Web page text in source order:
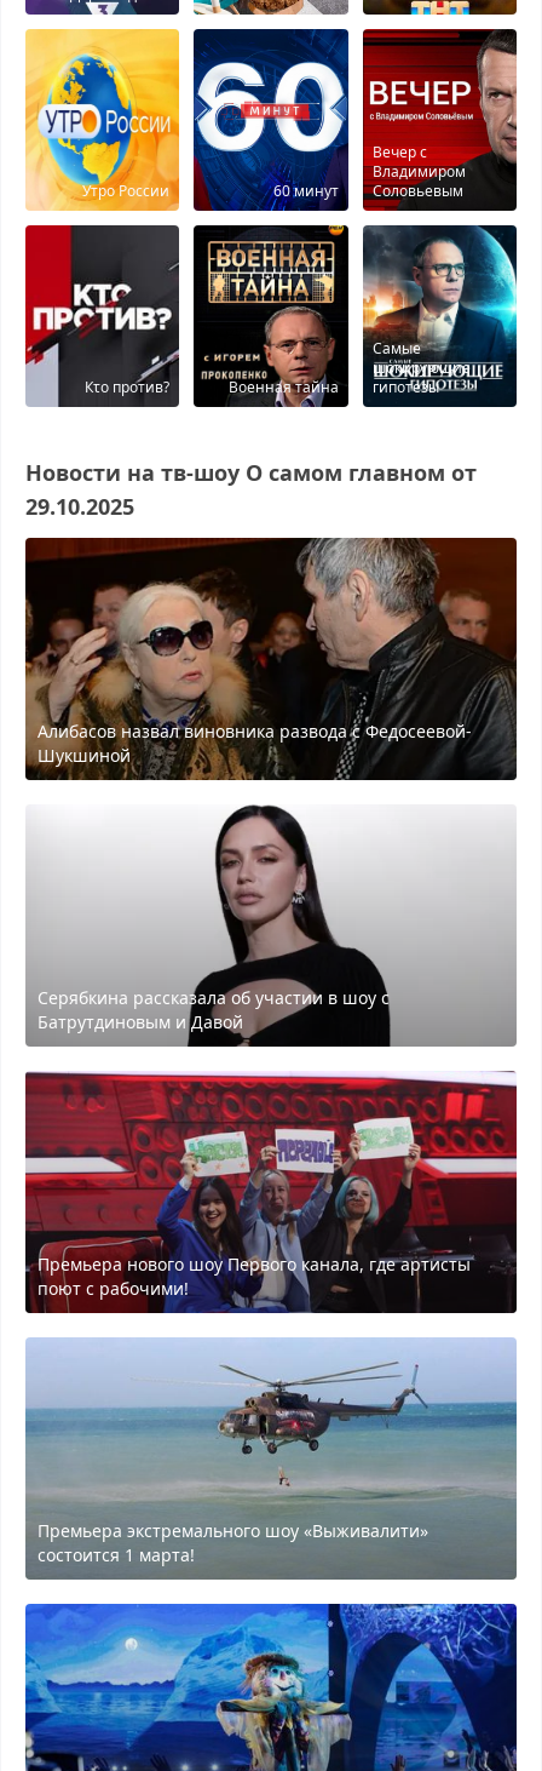
Утро России 60 минут
Вечер с
Владимиром
Соловьевым
Кτо против? Военная тайна
Самые
шокирующие
гипотезы
Новости на тв-шоу О самом главном от
29.10.2025
Алибасов назвал виновника развода с Федосеевой-
Шукшиной
Серябкина рассказала об участии в шоу с
Батрутдиновым и Давой
Премьера нового шоу Первого канала, где артисты
поют с рабочими!
Премьера экстремального шоу «Выживалити»
состоится 1 марта!